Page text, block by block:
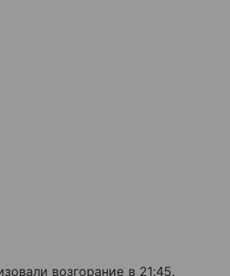
возгорание в 21:45.